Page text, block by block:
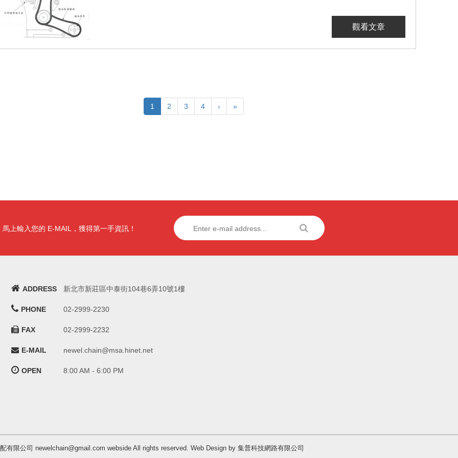
觀看文章
1 2 3 4 › »
馬上輸入您的 E-MAIL，獲得第一手資訊！
ADDRESS 新北市新莊區中泰街104巷6弄10號1樓
PHONE 02-2999-2230
FAX 02-2999-2232
E-MAIL newel.chain@msa.hinet.net
OPEN 8:00 AM - 6:00 PM
有限公司 newelchain@gmail.com webside All rights reserved. Web Design by 集普科技網路有限公司